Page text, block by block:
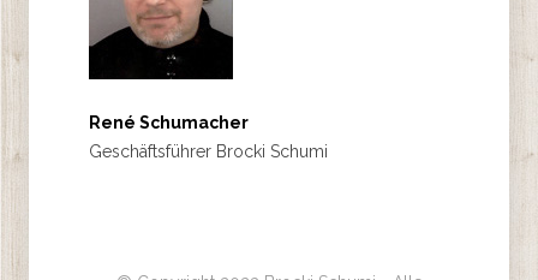
René Schumacher
Geschäftsführer Brocki Schumi